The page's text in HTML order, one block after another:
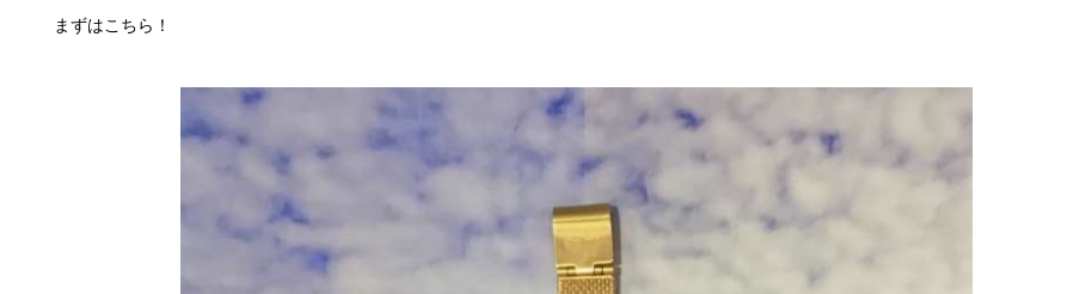
まずはこちら！